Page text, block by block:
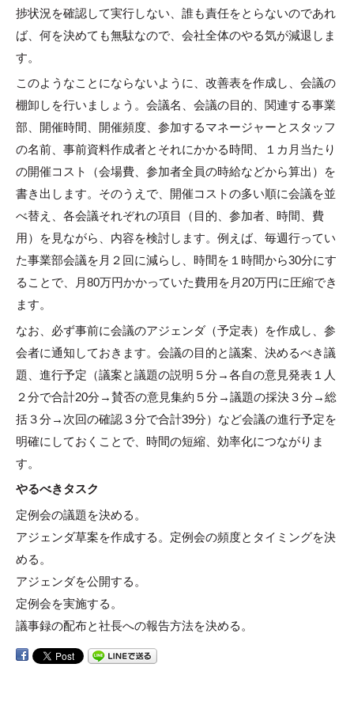
捗状況を確認して実行しない、誰も責任をとらないのであれ
ば、何を決めても無駄なので、会社全体のやる気が減退しま
す。
このようなことにならないように、改善表を作成し、会議の
棚卸しを行いましょう。会議名、会議の目的、関連する事業
部、開催時間、開催頻度、参加するマネージャーとスタッフ
の名前、事前資料作成者とそれにかかる時間、１カ月当たり
の開催コスト（会場費、参加者全員の時給などから算出）を
書き出します。そのうえで、開催コストの多い順に会議を並
べ替え、各会議それぞれの項目（目的、参加者、時間、費
用）を見ながら、内容を検討します。例えば、毎週行ってい
た事業部会議を月２回に減らし、時間を１時間から30分にす
ることで、月80万円かかっていた費用を月20万円に圧縮でき
ます。
なお、必ず事前に会議のアジェンダ（予定表）を作成し、参
会者に通知しておきます。会議の目的と議案、決めるべき議
題、進行予定（議案と議題の説明５分→各自の意見発表１人
２分で合計20分→賛否の意見集約５分→議題の採決３分→総
括３分→次回の確認３分で合計39分）など会議の進行予定を
明確にしておくことで、時間の短縮、効率化につながりま
す。
やるべきタスク
定例会の議題を決める。
アジェンダ草案を作成する。定例会の頻度とタイミングを決
める。
アジェンダを公開する。
定例会を実施する。
議事録の配布と社長への報告方法を決める。